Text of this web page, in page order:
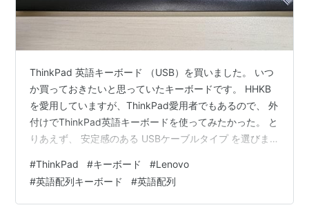
ThinkPad 英語キーボード （USB）を買いました。 いつ
か買っておきたいと思っていたキーボードです。 HHKB
を愛用していますが、ThinkPad愛用者でもあるので、 外
付けでThinkPad英語キーボードを使ってみたかった。 と
りあえず、 安定感のある USBケーブルタイプ を選びま
ThinkPadキーボードに慣れるまで時間がかかりそうで
す。 この「ThinkPad英語キーボード」と同じクオリティ
ーのキーボードが、 ノートパソコンThinkPadに標準装備
#ThinkPad #キーボード #Lenovo
#英語配列キーボード #英語配列